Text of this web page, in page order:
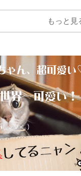
もっと見